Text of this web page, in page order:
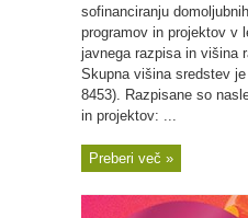
sofinanciranju
programov in projektov v
javnega razpisa in višina
Skupna višina sredstev
8453). Razpisane so
in projektov: ...
Preberi več »